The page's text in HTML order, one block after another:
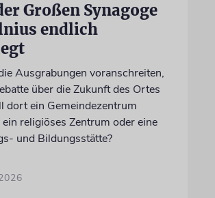
Großen Synagoge
endlich
Ausgrabungen voranschreiten,
über die Zukunft des Ortes
dort ein Gemeindezentrum
religiöses Zentrum oder eine
und Bildungsstätte?